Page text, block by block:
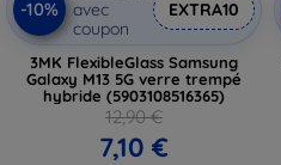
-10%
avec
coupon
EXTRA10
3MK FlexibleGlass Samsung
Galaxy M13 5G verre trempé
hybride (5903108516365)
12,90 €
7,10 €